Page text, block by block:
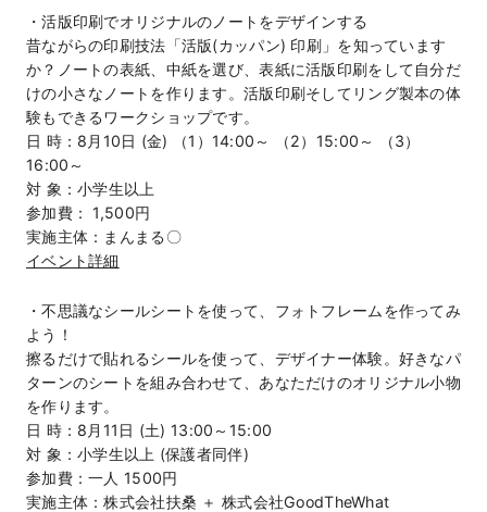
・活版印刷でオリジナルのノートをデザインする
昔ながらの印刷技法「活版(カッパン) 印刷」を知っています
か？ノートの表紙、中紙を選び、表紙に活版印刷をして自分だ
けの小さなノートを作ります。活版印刷そしてリング製本の体
験もできるワークショップです。
日 時：8月10日 (金) （1）14:00～ （2）15:00～ （3）
16:00～
対 象：小学生以上
参加費： 1,500円
実施主体：まんまる〇
イベント詳細
・不思議なシールシートを使って、フォトフレームを作ってみ
よう！
擦るだけで貼れるシールを使って、デザイナー体験。好きなパ
ターンのシートを組み合わせて、あなただけのオリジナル小物
を作ります。
日 時：8月11日 (土) 13:00～15:00
対 象：小学生以上 (保護者同伴)
参加費：一人 1500円
実施主体：株式会社扶桑 ＋ 株式会社GoodTheWhat